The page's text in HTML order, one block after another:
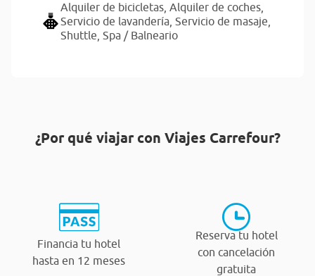
Alquiler de bicicletas, Alquiler de coches,
Servicio de lavandería, Servicio de masaje,
Shuttle, Spa / Balneario
¿Por qué viajar con Viajes Carrefour?
Financia tu hotel
hasta en 12 meses
Reserva tu hotel
con cancelación
gratuita